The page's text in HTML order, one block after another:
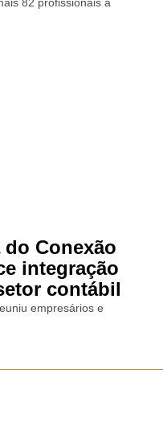
82 profissionais à
Conexão
integração
contábil
empresários e